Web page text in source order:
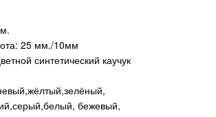
25 мм./10мм
синтетический каучук
бежевый,